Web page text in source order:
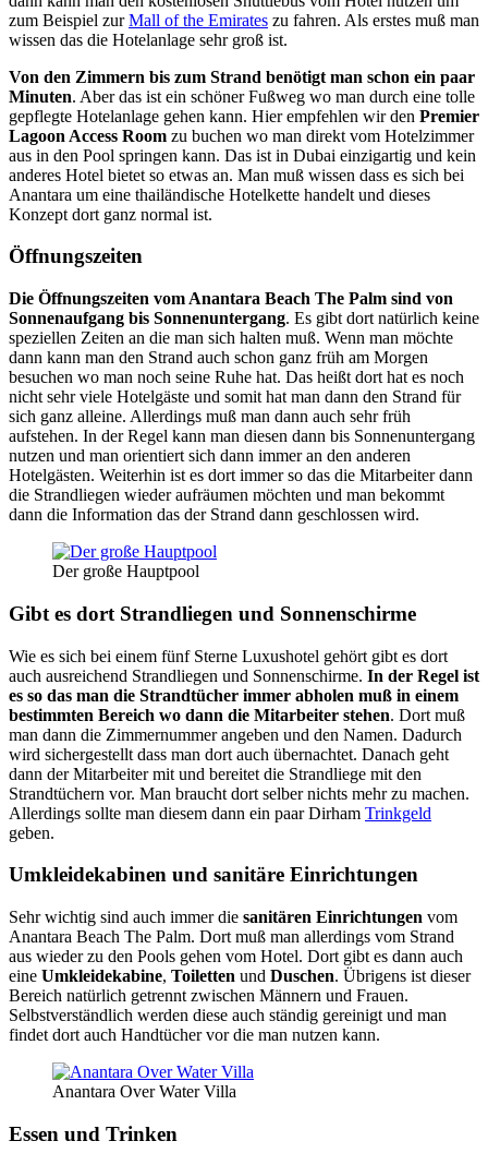
zum Beispiel zurMall of the Emirates zu fahren. Als erstes muß man
wissen das die Hotelanlage sehr groß ist.
Von den Zimmern bis zum Strand benötigt man schon ein paar
Minuten. Aber das ist ein schöner Fußweg wo man durch eine tolle
gepflegte Hotelanlage gehen kann. Hier empfehlen wir den Premier
Lagoon Access Room zu buchen wo man direkt vom Hotelzimmer
aus in den Pool springen kann. Das ist in Dubai einzigartig und kein
anderes Hotel bietet so etwas an. Man muß wissen dass es sich bei
Anantara um eine thailändische Hotelkette handelt und dieses
Konzept dort ganz normal ist.
Öffnungszeiten
Die Öffnungszeiten vom Anantara Beach The Palm sind von
Sonnenaufgang bis Sonnenuntergang. Es gibt dort natürlich keine
speziellen Zeiten an die man sich halten muß. Wenn man möchte
dann kann man den Strand auch schon ganz früh am Morgen
besuchen wo man noch seine Ruhe hat. Das heißt dort hat es noch
nicht sehr viele Hotelgäste und somit hat man dann den Strand für
sich ganz alleine. Allerdings muß man dann auch sehr früh
aufstehen. In der Regel kann man diesen dann bis Sonnenuntergang
nutzen und man orientiert sich dann immer an den anderen
Hotelgästen. Weiterhin ist es dort immer so das die Mitarbeiter dann
die Strandliegen wieder aufräumen möchten und man bekommt
dann die Information das der Strand dann geschlossen wird.
Der große Hauptpool
Gibt es dort Strandliegen und Sonnenschirme
Wie es sich bei einem fünf Sterne Luxushotel gehört gibt es dort
auch ausreichend Strandliegen und Sonnenschirme. In der Regel ist
es so das man die Strandtücher immer abholen muß in einem
bestimmten Bereich wo dann die Mitarbeiter stehen. Dort muß
man dann die Zimmernummer angeben und den Namen. Dadurch
wird sichergestellt dass man dort auch übernachtet. Danach geht
dann der Mitarbeiter mit und bereitet die Strandliege mit den
Strandtüchern vor. Man braucht dort selber nichts mehr zu machen.
Allerdings sollte man diesem dann ein paar Dirham Trinkgeld
geben.
Umkleidekabinen und sanitäre Einrichtungen
Sehr wichtig sind auch immer die sanitären Einrichtungen vom
Anantara Beach The Palm. Dort muß man allerdings vom Strand
aus wieder zu den Pools gehen vom Hotel. Dort gibt es dann auch
eine Umkleidekabine, Toiletten und Duschen. Übrigens ist dieser
Bereich natürlich getrennt zwischen Männern und Frauen.
Selbstverständlich werden diese auch ständig gereinigt und man
findet dort auch Handtücher vor die man nutzen kann.
Anantara Over Water Villa
Essen und Trinken